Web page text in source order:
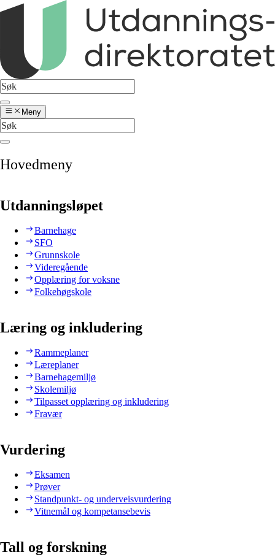
Meny
Hovedmeny
Utdanningsløpet
Barnehage
SFO
Grunnskole
Videregående
Opplæring for voksne
Folkehøgskole
Læring og inkludering
Rammeplaner
Læreplaner
Barnehagemiljø
Skolemiljø
Tilpasset opplæring og inkludering
Fravær
Vurdering
Eksamen
Prøver
Standpunkt- og underveisvurdering
Vitnemål og kompetansebevis
Tall og forskning